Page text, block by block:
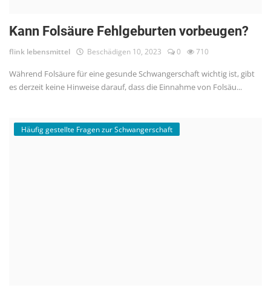
Kann Folsäure Fehlgeburten vorbeugen?
flink lebensmittel Beschädigen 10, 2023 0 710
Während Folsäure für eine gesunde Schwangerschaft wichtig ist, gibt
es derzeit keine Hinweise darauf, dass die Einnahme von Folsäu...
Häufig gestellte Fragen zur Schwangerschaft